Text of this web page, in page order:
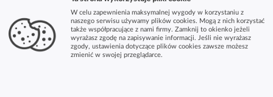
W celu zapewnienia maksymalnej wygody w korzystaniu z
naszego serwisu używamy plików cookies. Mogą z nich korzystać
także współpracujące z nami firmy. Zamknij to okienko jeżeli
wyrażasz zgodę na zapisywanie informacji. Jeśli nie wyrażasz
zgody, ustawienia dotyczące plików cookies zawsze możesz
zmienić w swojej przeglądarce.